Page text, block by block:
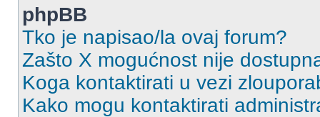
phpBB
Tko je napisao/la ovaj forum?
Zašto X mogućnost nije
Koga kontaktirati u vezi
Kako mogu kontaktirati